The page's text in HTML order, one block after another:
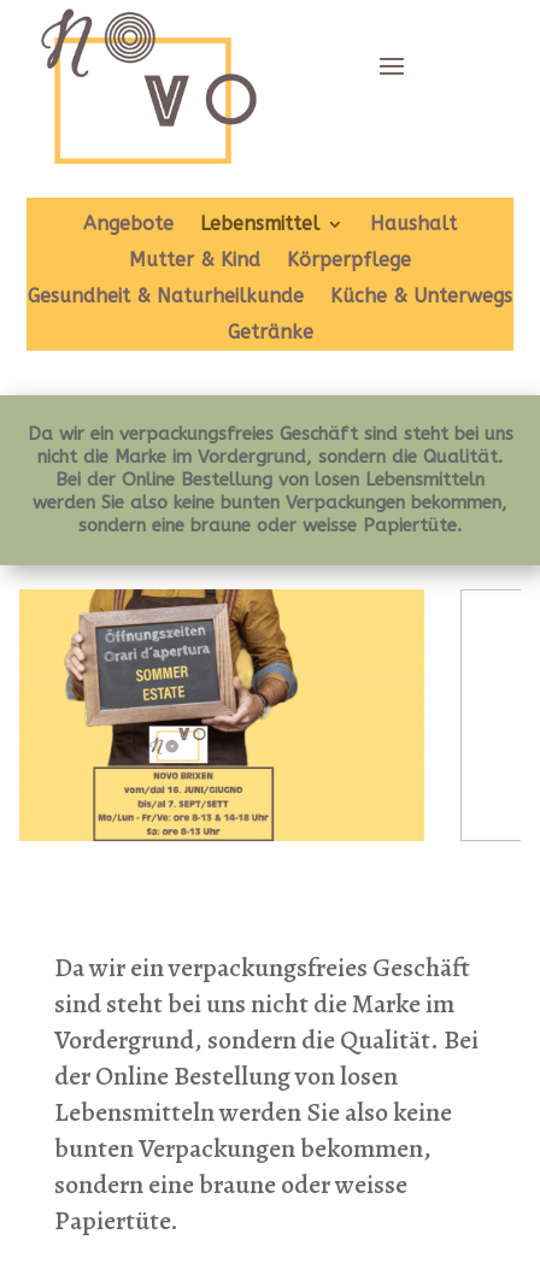
Angebote Lebensmittel
Haushalt
Mutter & Kind
Körperpflege
Gesundheit & Naturheilkunde
Küche & Unterwegs
Getränke
Da wir ein verpackungsfreies Geschäft sind steht bei uns
nicht die Marke im Vordergrund, sondern die Qualität.
Bei der Online Bestellung von losen Lebensmitteln
werden Sie also keine bunten Verpackungen bekommen,
sondern eine braune oder weisse Papiertüte.
Da wir ein verpackungsfreies Geschäft
sind steht bei uns nicht die Marke im
Vordergrund, sondern die Qualität. Bei
der Online Bestellung von losen
Lebensmitteln werden Sie also keine
bunten Verpackungen bekommen,
sondern eine braune oder weisse
Papiertüte.